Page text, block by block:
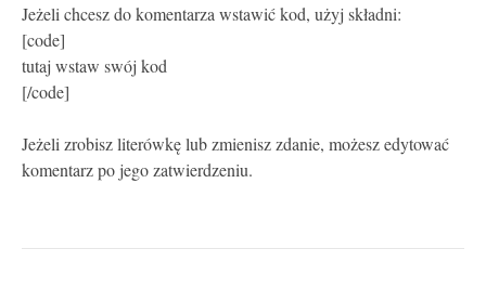
Jeżeli chcesz do komentarza wstawić kod, użyj składni:
[code]
tutaj wstaw swój kod
[/code]
Jeżeli zrobisz literówkę lub zmienisz zdanie, możesz edytować
komentarz po jego zatwierdzeniu.